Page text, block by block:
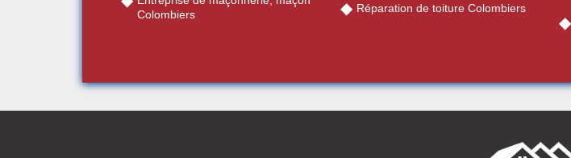
Colombiers
Réparation de toiture Colombiers